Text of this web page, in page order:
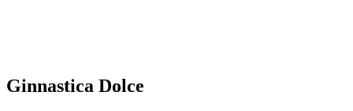
Ginnastica Dolce